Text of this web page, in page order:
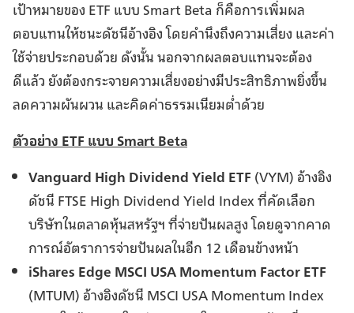
เป้าหมายของ ETF แบบ Smart Beta ก็คือการเพิ่มผล
ตอบแทนให้ชนะดัชนีอ้างอิง โดยคำนึงถึงความเสี่ยง และค่า
ใช้จ่ายประกอบด้วย ดังนั้น นอกจากผลตอบแทนจะต้อง
ดีแล้ว ยังต้องกระจายความเสี่ยงอย่างมีประสิทธิภาพยิ่งขึ้น
ลดความผันผวน และคิดค่าธรรมเนียมต่ำด้วย
ตัวอย่าง ETF แบบ Smart Beta
Vanguard High Dividend Yield ETF (VYM) อ้างอิง
ดัชนี FTSE High Dividend Yield Index ที่คัดเลือก
บริษัทในตลาดหุ้นสหรัฐฯ ที่จ่ายปันผลสูง โดยดูจากคาด
การณ์อัตราการจ่ายปันผลในอีก 12 เดือนข้างหน้า
iShares Edge MSCI USA Momentum Factor ETF
(MTUM) อ้างอิงดัชนี MSCI USA Momentum Index